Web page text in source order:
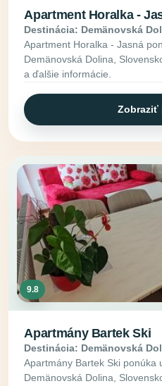
Apartment Horalka -
Destinácia: Demänovská
Apartment Horalka - Jasná
Demänovská Dolina,
a ďalšie informácie.
Zobraziť
9.8
Apartmány Bartek Ski
Destinácia: Demänovská
Apartmány Bartek Ski ponúka
Demänovská Dolina,